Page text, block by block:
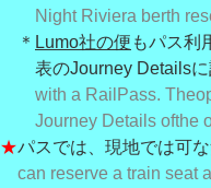
Night Riviera berth
＊ Lumo社の便 もパス利
表のJourney Detailsに
with a RailPass. The
Journey Details ofthe
★パスでは、現地では可
can reserve a train seat